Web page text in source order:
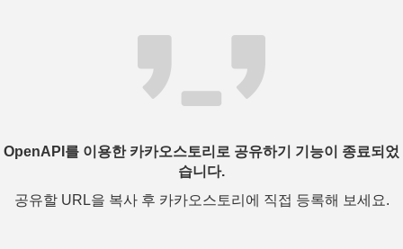
OpenAPI를 이용한 카카오스토리로 공유하기 기능이 종료되었
습니다.
공유할 URL을 복사 후 카카오스토리에 직접 등록해 보세요.